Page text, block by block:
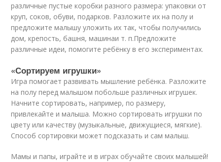
различные пустые коробки разного размера: упаковки от
круп, соков, обуви, подарков. Разложите их на полу и
предложите малышу уложить их так, чтобы получились
дом, крепость, башня, машинаи т. п.Предложите
различные идеи, помогите ребёнку в его экспериментах.
«Сортируем игрушки»
Игра помогает развивать мышление ребёнка. Разложите
на полу перед малышом побольше различных игрушек.
Начните сортировать, например, по размеру,
привлекайте и малыша. Можно сортировать игрушки по
цвету или качеству (музыкальные, движущиеся, мягкие).
Способ сортировки может подсказать и сам малыш.
Мамы и папы, играйте и в играх обучайте своих малышей!